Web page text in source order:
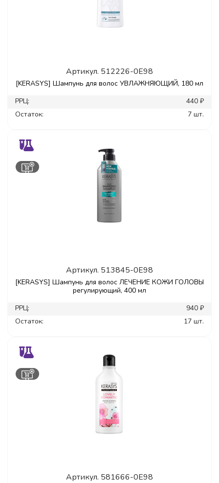
Артикул. 512226-0E98
[KERASYS] Шампунь для волос УВЛАЖНЯЮЩИЙ, 180 мл
РРЦ:
440 ₽
Остаток:
7 шт.
Артикул. 513845-0E98
[KERASYS] Шампунь для волос ЛЕЧЕНИЕ КОЖИ ГОЛОВЫ
регулирующий, 400 мл
РРЦ:
940 ₽
Остаток:
17 шт.
Артикул. 581666-0E98